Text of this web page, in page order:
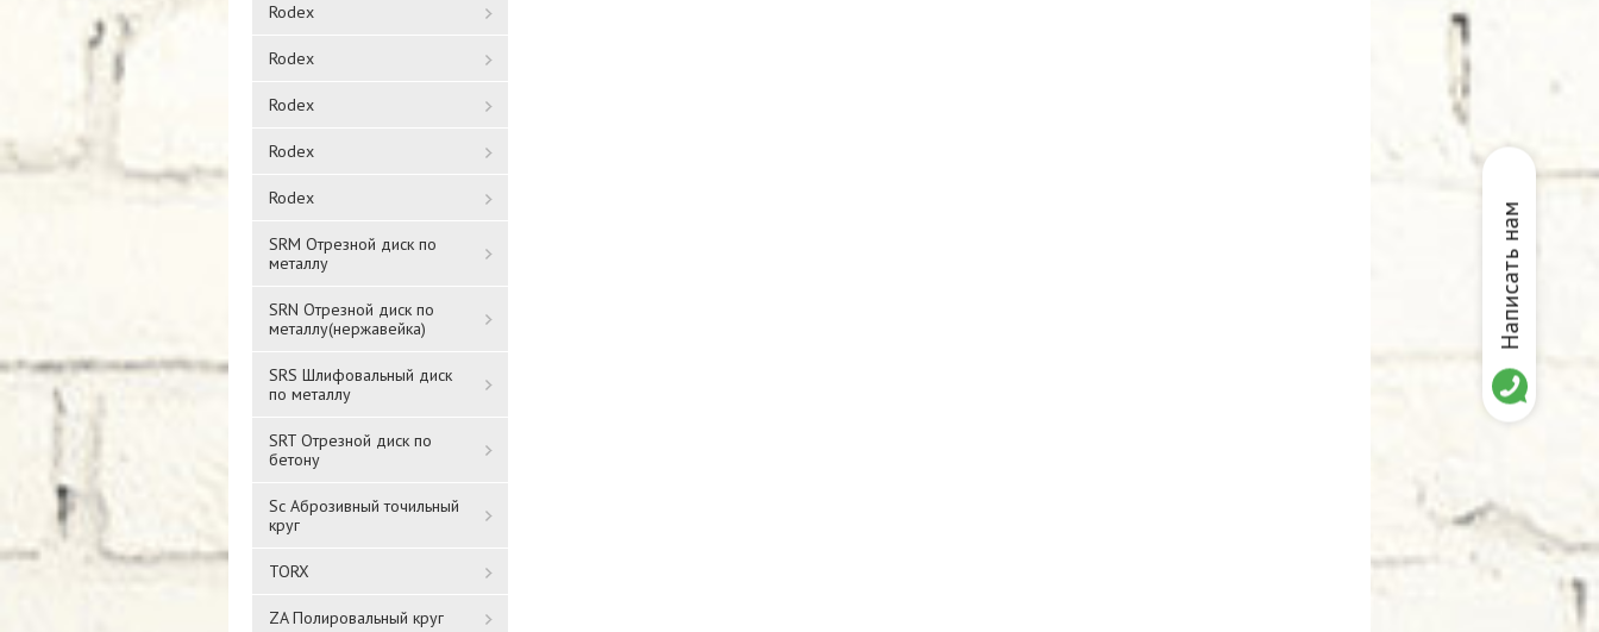
Rodex
Rodex
Rodex
Rodex
Rodex
SRM Отрезной диск по
металлу
SRN Отрезной диск по
металлу(нержавейка)
SRS Шлифовальный диск
по металлу
SRT Отрезной диск по
бетону
Sc Аброзивный точильный
круг
TORX
ZA Полировальный круг
Написать нам